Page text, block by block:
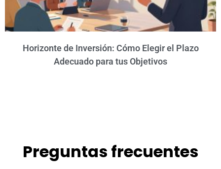
Horizonte de Inversión: Cómo Elegir el Plazo
Adecuado para tus Objetivos
Preguntas frecuentes